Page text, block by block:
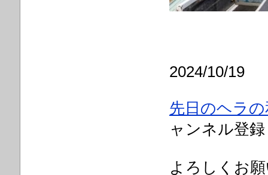
2024/10/19
先日のヘラ
ャンネル登
よろしくお